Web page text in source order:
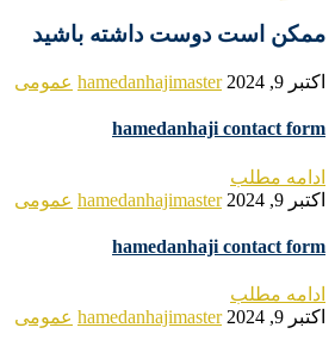
ممکن است دوست داشته باشید
اکتبر 9, 2024 hamedanhajimaster عمومی
hamedanhaji contact form
ادامه مطلب
اکتبر 9, 2024
hamedanhajimaster عمومی
hamedanhaji contact form
ادامه مطلب
اکتبر 9, 2024
hamedanhajimaster عمومی